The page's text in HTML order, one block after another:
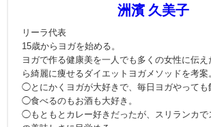
洲濱 久美子
リーラ代表
15歳からヨガを始める。
ヨガで作る健康美を一人でも多くの女性に伝
ら綺麗に痩せるダイエットヨガメソッドを考案
◯とにかくヨガが大好きで、毎日ヨガやっても
◯食べるのもお酒も大好き。
◯もともとカレー好きだったが、スリランカで